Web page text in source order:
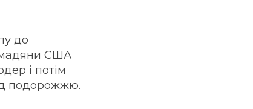
до
США
і потім
подорожжю.